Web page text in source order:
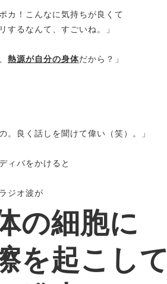
カ！こんなに気持ちが良くて
するなんて、すごいね。」
熱源が自分の身体だから？」
。良く話しを聞けて偉い（笑）。」
ィバをかけると
ジオ波が
の細胞に
を起こして